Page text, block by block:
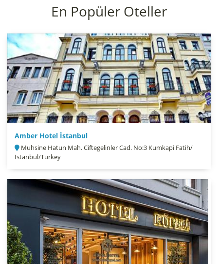
En Popüler Oteller
Amber Hotel İstanbul
Muhsine Hatun Mah. Ciftegelinler Cad. No:3 Kumkapi Fatih/
İstanbul/Turkey